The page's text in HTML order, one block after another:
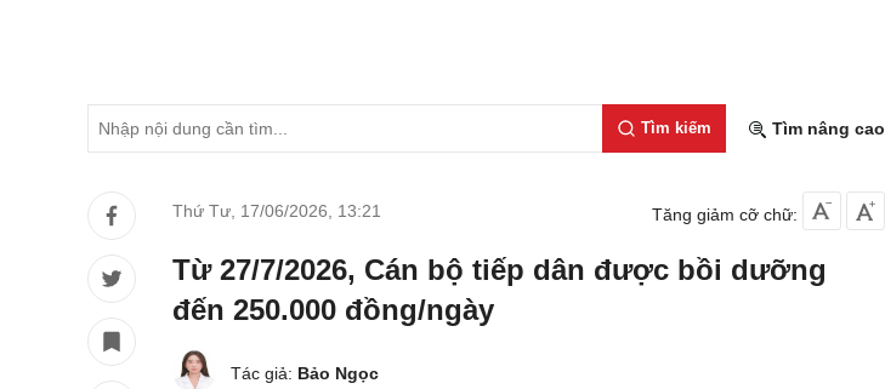
Tìm kiếm Tìm nâng cao
Thứ Tư, 17/06/2026 13:21 Tăng giảm cỡ chữ:
Từ 27/7/2026, Cán bộ tiếp dân được bồi dưỡng
đến 250.000 đồng/ngày
Tác giả: Bảo Ngọc